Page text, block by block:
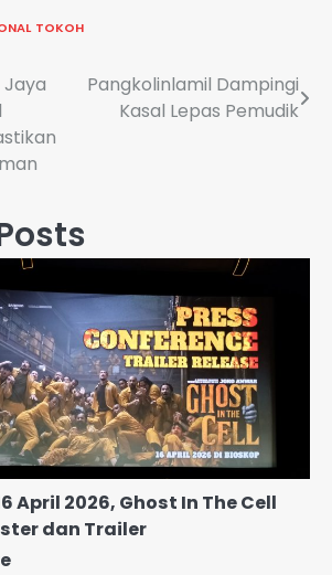
TOKOH
Pangkolinlamil Dampingi
Kasal Lepas Pemudik
April 2026, Ghost In The Cell
dan Trailer